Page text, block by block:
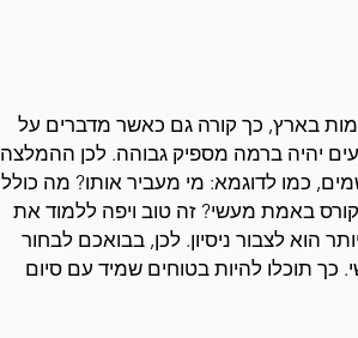
בארץ, כך קורה גם כאשר מדברים על
יהיה ברמה מספיק גבוהה. לכן ההמלצה
כמו לדוגמא: מי מעביר אותו? מה כולל
באמת מעשי? זה טוב ויפה ללמוד את
הוא לצבור ניסיון. לכן, בבואכם לבחור
תוכלו להיות בטוחים שמיד עם סיום